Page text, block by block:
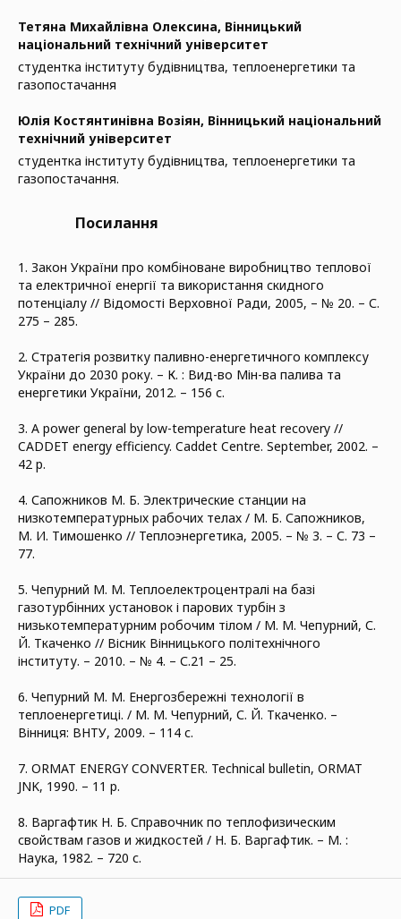
Тетяна Михайлівна Олексина, Вінницький
національний технічний університет
студентка інституту будівництва, теплоенергетики та
газопостачання
Юлія Костянтинівна Возіян, Вінницький національний
технічний університет
студентка інституту будівництва, теплоенергетики та
газопостачання.
Посилання
1. Закон України про комбіноване виробництво теплової
та електричної енергії та використання скидного
потенціалу // Відомості Верховної Ради, 2005, – № 20. – С.
275 – 285.
2. Стратегія розвитку паливно-енергетичного комплексу
України до 2030 року. – К. : Вид-во Мін-ва палива та
енергетики України, 2012. – 156 с.
3. A power general by low-temperature heat recovery //
CADDET energy efficiency. Caddet Centre. September, 2002. –
42 p.
4. Сапожников М. Б. Электрические станции на
низкотемпературных рабочих телах / М. Б. Сапожников,
М. И. Тимошенко // Теплоэнергетика, 2005. – № 3. – С. 73 –
77.
5. Чепурний М. М. Теплоелектроцентралі на базі
газотурбінних установок і парових турбін з
низькотемпературним робочим тілом / М. М. Чепурний, С.
Й. Ткаченко // Вісник Вінницького політехнічного
інституту. – 2010. – № 4. – С.21 – 25.
6. Чепурний М. М. Енергозбережні технології в
теплоенергетиці. / М. М. Чепурний, С. Й. Ткаченко. –
Вінниця: ВНТУ, 2009. – 114 с.
7. ORMAT ENERGY CONVERTER. Technical bulletin, ORMAT
JNK, 1990. – 11 p.
8. Варгафтик Н. Б. Справочник по теплофизическим
свойствам газов и жидкостей / Н. Б. Варгафтик. – М. :
Наука, 1982. – 720 с.
PDF